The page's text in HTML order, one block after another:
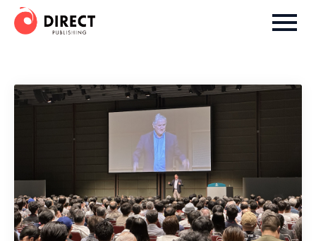
Skip
ダイレクト出版株式会社